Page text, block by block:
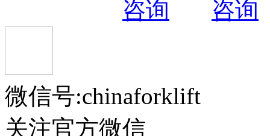
微信号:chinaforklift
关注官方微信